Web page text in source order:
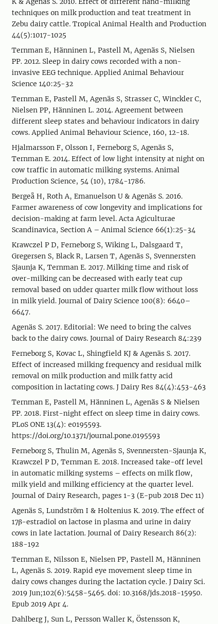
techniques on milk production and teat treatment in
Zebu dairy cattle. Tropical Animal Health and Production
44(5):1017-1025
Ternman E, Hänninen L, Pastell M, Agenäs S, Nielsen
PP. 2012. Sleep in dairy cows recorded with a non-
invasive EEG technique. Applied Animal Behaviour
Science 140:25-32
Ternman E, Pastell M, Agenäs S, Strasser C, Winckler C,
Nielsen PP, Hänninen L. 2014. Agreement between
different sleep states and behaviour indicators in dairy
cows. Applied Animal Behaviour Science, 160, 12-18.
Hjalmarsson F, Olsson I, Ferneborg S, Agenäs S,
Ternman E. 2014. Effect of low light intensity at night on
cow traffic in automatic milking systems. Animal
Production Science, 54 (10), 1784-1786.
Bergeå H, Roth A, Emanuelson U & Agenäs S. 2016.
Farmer awareness of cow longevity and implications for
decision-making at farm level. Acta Agiculturae
Scandinavica, Section A – Animal Science 66(1):25-34
Krawczel P D, Ferneborg S, Wiking L, Dalsgaard T,
Gregersen S, Black R, Larsen T, Agenäs S, Svennersten
Sjaunja K, Ternman E. 2017. Milking time and risk of
over-milking can be decreased with early teat cup
removal based on udder quarter milk flow without loss
in milk yield. Journal of Dairy Science 100(8): 6640–
6647.
Agenäs S. 2017. Editorial: We need to bring the calves
back to the dairy cows. Journal of Dairy Research 84:239
Ferneborg S, Kovac L, Shingfield KJ & Agenäs S. 2017.
Effect of increased milking frequency and residual milk
removal on milk production and milk fatty acid
composition in lactating cows. J Dairy Res 84(4):453-463
Ternman E, Pastell M, Hänninen L, Agenäs S & Nielsen
PP. 2018. First-night effect on sleep time in dairy cows.
PLoS ONE 13(4): e0195593.
https://doi.org/10.1371/journal.pone.0195593
Ferneborg S, Thulin M, Agenäs S, Svennersten-Sjaunja K,
Krawczel P D, Ternman E. 2018. Increased take-off level
in automatic milking systems – effects on milk flow,
milk yield and milking efficiency at the quarter level.
Journal of Dairy Research, pages 1-3 (E-pub 2018 Dec 11)
Agenäs S, Lundström I & Holtenius K. 2019. The effect of
17β-estradiol on lactose in plasma and urine in dairy
cows in late lactation. Journal of Dairy Research 86(2):
188-192
Ternman E, Nilsson E, Nielsen PP, Pastell M, Hänninen
L, Agenäs S. 2019. Rapid eye movement sleep time in
dairy cows changes during the lactation cycle. J Dairy Sci.
2019 Jun;102(6):5458-5465. doi: 10.3168/jds.2018-15950.
Epub 2019 Apr 4.
Dahlberg J, Sun L, Persson Waller K, Östensson K,